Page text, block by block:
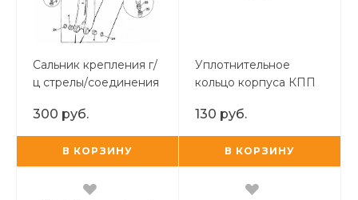
Сальник крепления г/
ц стрелы/соединения
3CX/4CX
300 руб.
В КОРЗИНУ
Уплотнительное
кольцо корпуса КПП
130 руб.
В КОРЗИНУ